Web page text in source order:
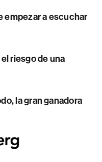
empezar a escuchar
riesgo de una
la gran ganadora